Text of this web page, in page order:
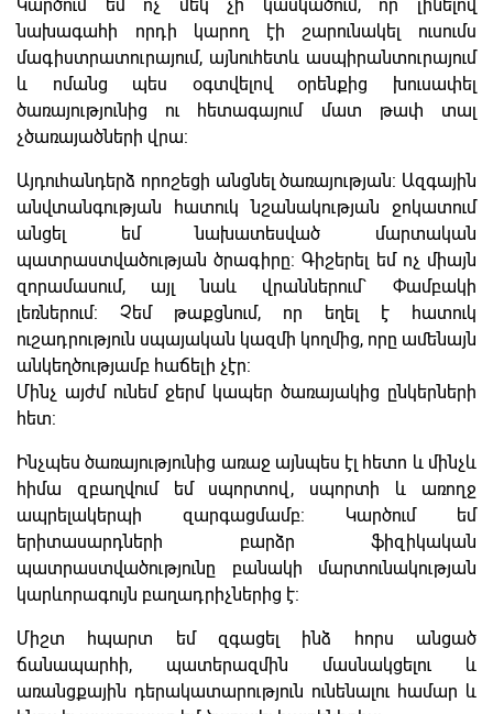
Կարծում եմ ոչ մեկ չի կասկածում, որ լինելով
նախագահի որդի կարող էի շարունակել ուսումս
մագիստրատուրայում, այնուհետև ասպիրանտուրայում
և ոմանց պես օգտվելով օրենքից խուսափել
ծառայությունից ու հետագայում մատ թափ տալ
չծառայածների վրա:
Այդուհանդերձ որոշեցի անցնել ծառայության: Ազգային
անվտանգության հատուկ նշանակության ջոկատում
անցել եմ նախատեսված մարտական
պատրաստվածության ծրագիրը: Գիշերել եմ ոչ միայն
զորամասում, այլ նաև վրաններում` Փամբակի
լեռներում: Չեմ թաքցնում, որ եղել է հատուկ
ուշադրություն սպայական կազմի կողմից, որը ամենայն
անկեղծությամբ հաճելի չէր:
Մինչ այժմ ունեմ ջերմ կապեր ծառայակից ընկերների
հետ:
Ինչպես ծառայությունից առաջ այնպես էլ հետո և մինչև
հիմա զբաղվում եմ սպորտով, սպորտի և առողջ
ապրելակերպի զարգացմամբ: Կարծում եմ
երիտասարդների բարձր ֆիզիկական
պատրաստվածությունը բանակի մարտունակության
կարևորագույն բաղադրիչներից է:
Միշտ հպարտ եմ զգացել ինձ հորս անցած
ճանապարհի, պատերազմին մասնակցելու և
առանցքային դերակատարություն ունենալու համար և